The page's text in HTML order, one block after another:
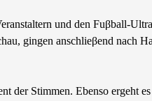
und den Fuβball-
gingen anschlieβend nach
Stimmen. Ebenso ergeht